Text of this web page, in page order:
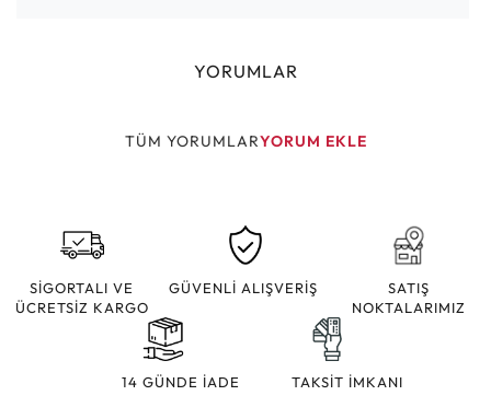
YORUMLAR
TÜM YORUMLARYORUM EKLE
SİGORTALI VE
ÜCRETSİZ KARGO
GÜVENLİ ALIŞVERİŞ
SATIŞ
NOKTALARIMIZ
14 GÜNDE İADE TAKSİT İMKANI